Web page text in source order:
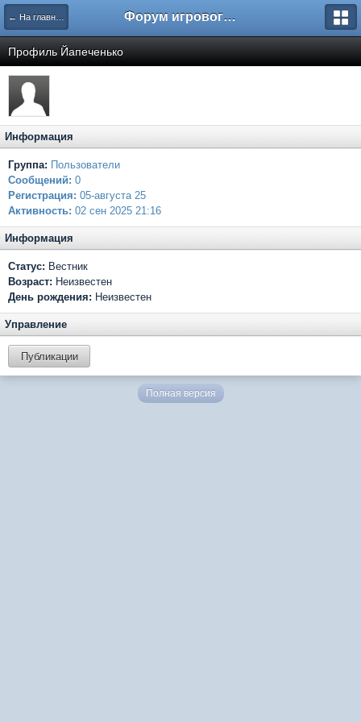
← На главную Форум игрового проекта Riverrise
Профиль Йапеченько
Информация
Группа: Пользователи
Сообщений: 0
Регистрация: 05-августа 25
Активность: 02 сен 2025 21:16
Информация
Статус: Вестник
Возраст: Неизвестен
День рождения: Неизвестен
Управление
Публикации
Полная версия